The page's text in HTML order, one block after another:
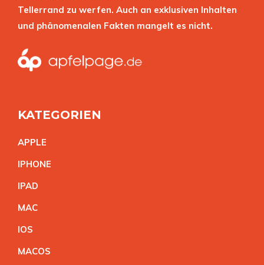
Tellerrand zu werfen. Auch an exklusiven Inhalten
und phänomenalen Fakten mangelt es nicht.
KATEGORIEN
APPLE
IPHONE
IPAD
MAC
IOS
MACOS